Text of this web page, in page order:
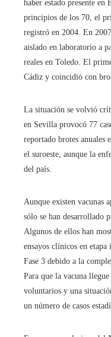
haber estado presente en
principios de los 70, el
registró en 2004. En
aislado en laboratorio a
reales en Toledo. El
Cádiz y coincidió con
La situación se volvió
en Sevilla provocó 77
reportado brotes anuales
el suroeste, aunque la
del país.
Aunque existen vacunas
sólo se han desarrollado
Algunos de ellos han
ensayos clínicos en
Fase 3 debido a la
Para que la vacuna
voluntarios y una
un número de casos